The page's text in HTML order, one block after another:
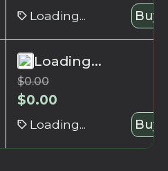
Loading... Buy
Loading...
$0.00
$0.00
Loading... Buy